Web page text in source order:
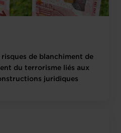
de blanchiment de
du terrorisme liés aux
juridiques